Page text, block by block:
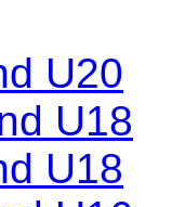
U20
U18
U18